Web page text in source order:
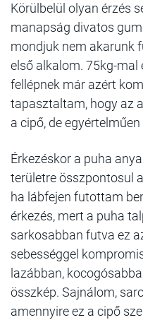
Körülbelül olyan érzés
manapság divatos
mondjuk nem akarunk
első alkalom. 75kg-mal
fellépnek már azért
tapasztaltam, hogy az
a cipő, de
Érkezéskor a puha
területre összpontosul
ha lábfejen futottam
érkezés, mert a puha
sarkosabban futva ez
sebességgel
lazábban,
összkép. Sajnálom,
amennyire ez a cipő